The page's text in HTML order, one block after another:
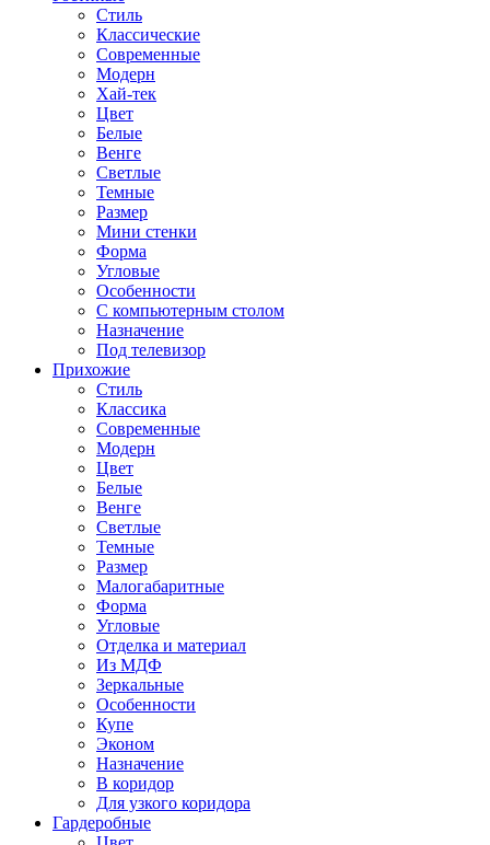
Стиль
Классические
Современные
Модерн
Хай-тек
Цвет
Белые
Венге
Светлые
Темные
Размер
Мини стенки
Форма
Угловые
Особенности
С компьютерным столом
Назначение
Под телевизор
Прихожие
Стиль
Классика
Современные
Модерн
Цвет
Белые
Венге
Светлые
Темные
Размер
Малогабаритные
Форма
Угловые
Отделка и материал
Из МДФ
Зеркальные
Особенности
Купе
Эконом
Назначение
В коридор
Для узкого коридора
Гардеробные